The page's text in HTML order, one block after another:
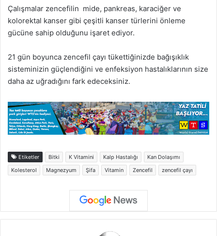
Çalışmalar zencefilin mide, pankreas, karaciğer ve
kolorektal kanser gibi çeşitli kanser türlerini önleme
gücüne sahip olduğunu işaret ediyor.
21 gün boyunca zencefil çayı tükettiğinizde bağışıklık
sisteminizin güçlendiğini ve enfeksiyon hastalıklarının size
daha az uğradığını fark edeceksiniz.
Etiketler Bitki K Vitamini Kalp Hastalığı
Kan Dolaşımı
Kolesterol
Magnezyum Şifa Vitamin Zencefil zencefil çayı